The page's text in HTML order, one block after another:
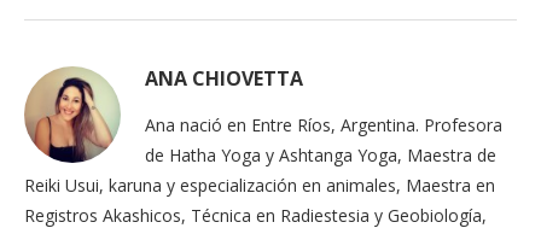
ANA CHIOVETTA
Ana nació en Entre Ríos, Argentina. Profesora
de Hatha Yoga y Ashtanga Yoga, Maestra de
Reiki Usui, karuna y especialización en animales, Maestra en
Registros Akashicos, Técnica en Radiestesia y Geobiología,